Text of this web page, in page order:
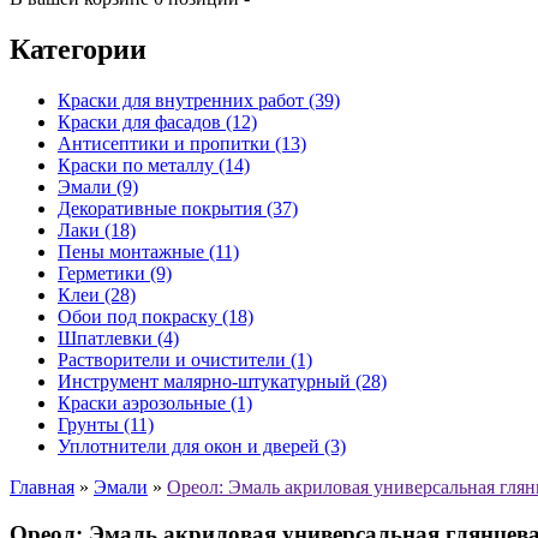
Категории
Краски для внутренних работ (39)
Краски для фасадов (12)
Антисептики и пропитки (13)
Краски по металлу (14)
Эмали (9)
Декоративные покрытия (37)
Лаки (18)
Пены монтажные (11)
Герметики (9)
Клеи (28)
Обои под покраску (18)
Шпатлевки (4)
Растворители и очистители (1)
Инструмент малярно-штукатурный (28)
Краски аэрозольные (1)
Грунты (11)
Уплотнители для окон и дверей (3)
Главная » Эмали » Ореол: Эмаль акриловая универсальная